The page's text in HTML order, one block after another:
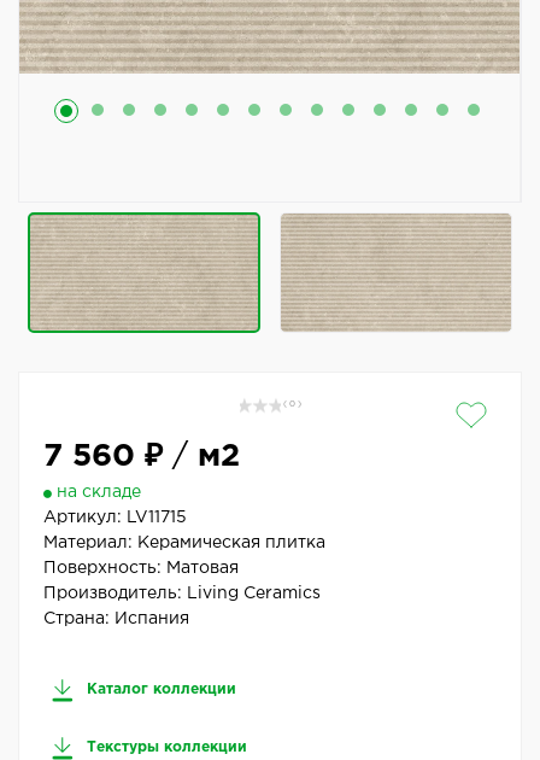
( 0 )
7 560 ₽/ м2
на складе
Артикул:
LV11715
Материал: Керамическая плитка
Поверхность: Матовая
Производитель:
Living Ceramics
Страна: Испания
Каталог коллекции
Текстуры коллекции